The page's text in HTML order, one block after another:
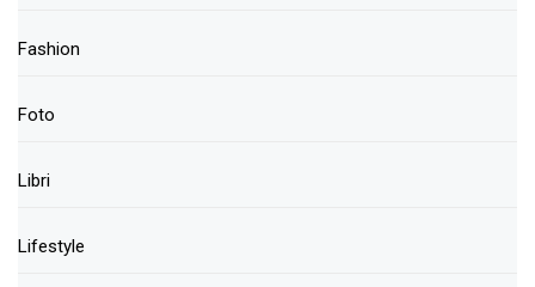
Fashion
Foto
Libri
Lifestyle